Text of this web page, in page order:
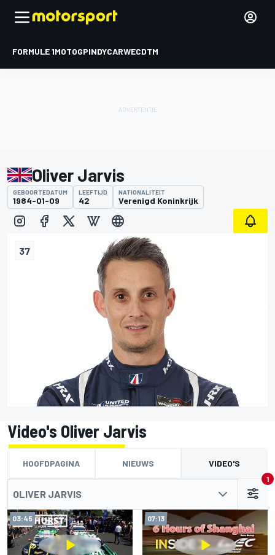
FORMULE 1MOTOGPINDYCARWECDTM
37
Oliver Jarvis
GEBOORTEDATUM
1984-01-09
LEEFTIJD
42
NATIONALITEIT
Verenigd Koninkrijk
Video's Oliver Jarvis
HOOFDPAGINA NIEUWS VIDEO'S
OLIVER JARVIS
1
03:45 07:13